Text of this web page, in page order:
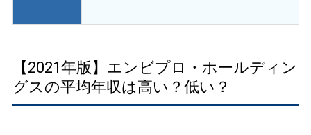
【2021年版】エンビプロ・ホールディン
グスの平均年収は高い？低い？